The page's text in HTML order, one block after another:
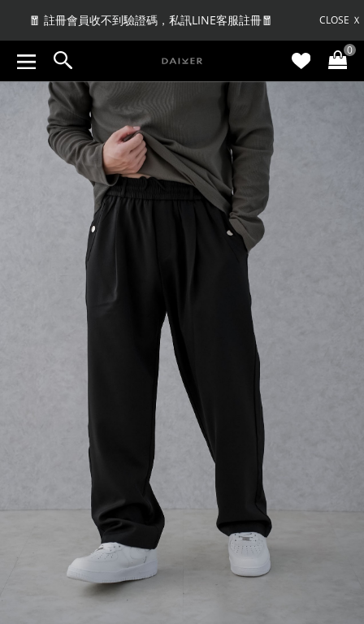
CLOSE Ｘ
🤩當月壽星消費_贈$100 | VIP贈$300🤩
🧧 註冊會員收不到驗證碼，私訊LINE客服註冊🧧
0